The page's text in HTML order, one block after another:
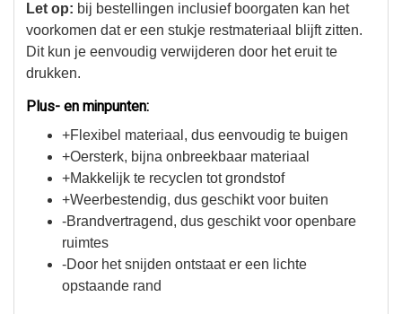
Let op: bij bestellingen inclusief boorgaten kan het
voorkomen dat er een stukje restmateriaal blijft zitten.
Dit kun je eenvoudig verwijderen door het eruit te
drukken.
Plus- en minpunten:
+Flexibel materiaal, dus eenvoudig te buigen
+Oersterk, bijna onbreekbaar materiaal
+Makkelijk te recyclen tot grondstof
+Weerbestendig, dus geschikt voor buiten
-Brandvertragend, dus geschikt voor openbare
ruimtes
-Door het snijden ontstaat er een lichte
opstaande rand